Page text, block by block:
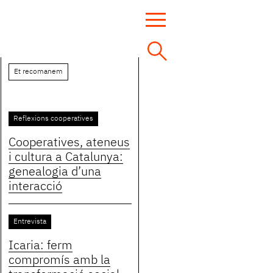
Et recomanem
Reflexions cooperatives
Cooperatives, ateneus
i cultura a Catalunya:
genealogia d’una
interacció
Entrevista
Icaria: ferm
compromís amb la